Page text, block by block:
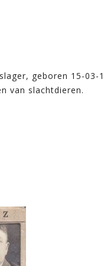
geboren 15-03-
van slachtdieren.